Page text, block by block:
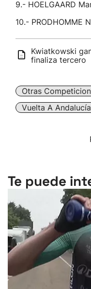
9.- HOELGAARD
10.- PRODHOMME
Kwiatkowski
finaliza tercero
Otras
Vuelta A Andalucía
Te puede